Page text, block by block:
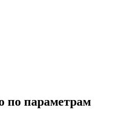
по параметрам